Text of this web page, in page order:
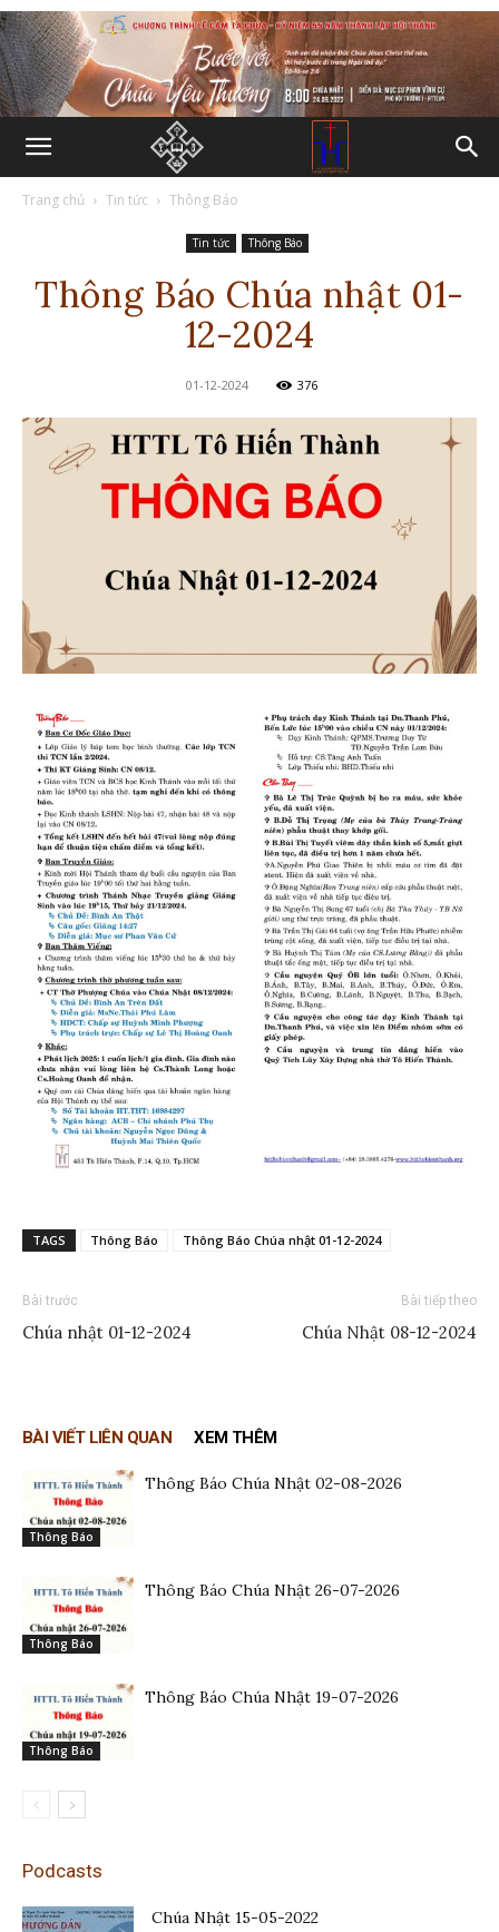
Trang chủ Tin tức Thông Báo
Tin tức Thông Báo
Thông Báo Chúa nhật 01-
12-2024
01-12-2024 376
TAGS Thông Báo Thông Báo Chúa nhật 01-12-2024
Bài trước
Chúa nhật 01-12-2024
Bài tiếp theo
Chúa Nhật 08-12-2024
BÀI VIẾT LIÊN QUAN XEM THÊM
Thông Báo
Thông Báo Chúa Nhật 02-08-2026
Thông Báo
Thông Báo Chúa Nhật 26-07-2026
Thông Báo
Thông Báo Chúa Nhật 19-07-2026
Podcasts
Chúa Nhật 15-05-2022